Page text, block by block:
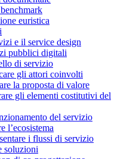
euristica
e il service design
pubblici digitali
di servizio
gli attori coinvolti
la proposta di valore
gli elementi costitutivi del
del servizio
l’ecosistema
i flussi di servizio
soluzioni